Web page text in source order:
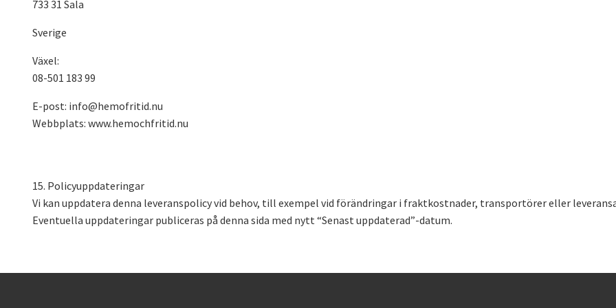
733 31 Sala
Sverige
Växel:
08-501 183 99
E-post: info@hemofritid.nu
Webbplats: www.hemochfritid.nu
15. Policyuppdateringar
Vi kan uppdatera denna leveranspolicy vid behov, till exempel vid förändringar i fraktkostnader, transportörer eller
Eventuella uppdateringar publiceras på denna sida med nytt “Senast uppdaterad”-datum.